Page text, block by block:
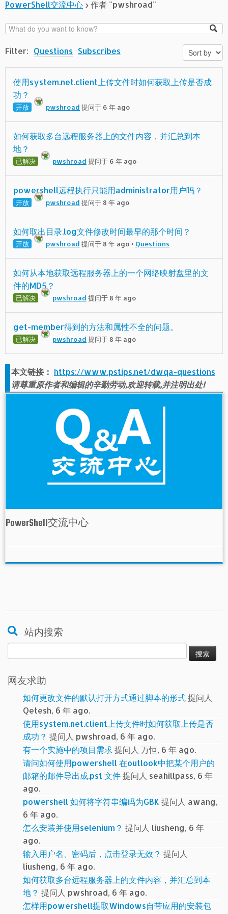
PowerShell交流中心 › 作者 "pwshroad"
Filter: Questions Subscribes
使用system.net.client上传文件时如何获取上传是否成
功？
开放 pwshroad 提问于 6 年 ago
如何获取多台远程服务器上的文件内容，并汇总到本
地？
已解决 pwshroad 提问于 6 年 ago
powershell远程执行只能用administrator用户吗？
开放 pwshroad 提问于 8 年 ago
如何取出目录.log文件修改时间最早的那个时间？
开放 pwshroad 提问于 8 年 ago • Questions
如何从本地获取远程服务器上的一个网络映射盘里的文
件的MD5？
已解决 pwshroad 提问于 8 年 ago
get-member得到的方法和属性不全的问题。
已解决 pwshroad 提问于 8 年 ago
本文链接： https://www.pstips.net/dwqa-questions
请尊重原作者和编辑的辛勤劳动,欢迎转载,并注明出处!
PowerShell交流中心
站内搜索
索：
网友求助
如何更改文件的默认打开方式通过脚本的形式提问人
Qetesh, 6 年 ago.
使用system.net.client上传文件时如何获取上传是否
成功？ 提问人 pwshroad, 6 年 ago.
有一个实施中的项目需求提问人 万恒, 6 年 ago.
请问如何使用powershell 在outlook中把某个用户的
邮箱的邮件导出成.pst 文件提问人 seahillpass, 6 年
ago.
powershell 如何将字符串编码为GBK 提问人 awang,
6 年 ago.
怎么安装并使用selenium？ 提问人 liusheng, 6 年
ago.
输入用户名、密码后，点击登录无效？ 提问人
liusheng, 6 年 ago.
如何获取多台远程服务器上的文件内容，并汇总到本
地？ 提问人 pwshroad, 6 年 ago.
怎样用powershell提取Windows自带应用的安装包